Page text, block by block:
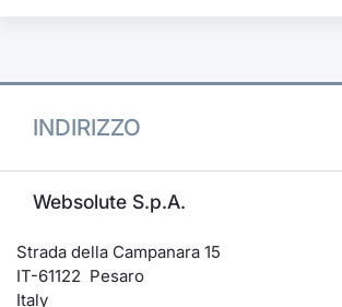
INDIRIZZO
Websolute S.p.A.
Strada della Campanara 15
IT-61122 Pesaro
Italy